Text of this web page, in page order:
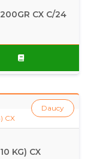
CX C/24
KG) CX
Daucy